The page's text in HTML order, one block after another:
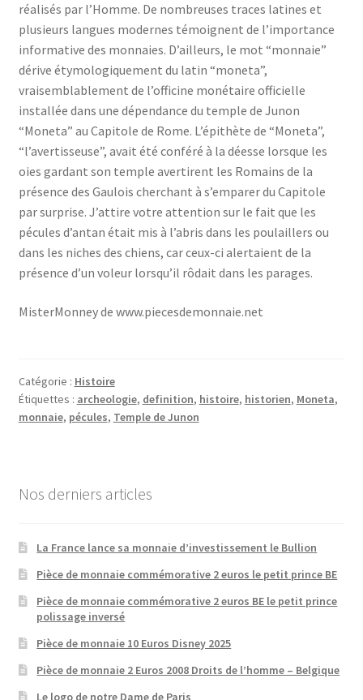
réalisés par l’Homme. De nombreuses traces latines et
plusieurs langues modernes témoignent de l’importance
informative des monnaies. D’ailleurs, le mot “monnaie”
dérive étymologiquement du latin “moneta”,
vraisemblablement de l’officine monétaire officielle
installée dans une dépendance du temple de Junon
“Moneta” au Capitole de Rome. L’épithète de “Moneta”,
“l’avertisseuse”, avait été conféré à la déesse lorsque les
oies gardant son temple avertirent les Romains de la
présence des Gaulois cherchant à s’emparer du Capitole
par surprise. J’attire votre attention sur le fait que les
pécules d’antan était mis à l’abris dans les poulaillers ou
dans les niches des chiens, car ceux-ci alertaient de la
présence d’un voleur lorsqu’il rôdait dans les parages.
MisterMonney de www.piecesdemonnaie.net
Catégorie : Histoire
Étiquettes : archeologie, definition, histoire, historien, Moneta,
monnaie, pécules, Temple de Junon
Nos derniers articles
La France lance sa monnaie d’investissement le Bullion
Pièce de monnaie commémorative 2 euros le petit prince BE
Pièce de monnaie commémorative 2 euros BE le petit prince
polissage inversé
Pièce de monnaie 10 Euros Disney 2025
Pièce de monnaie 2 Euros 2008 Droits de l’homme – Belgique
Le logo de notre Dame de Paris